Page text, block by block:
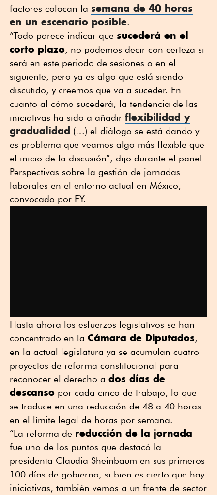
factores colocan la semana de 40 horas
en un escenario posible.
“Todo parece indicar que sucederá en el
corto plazo, no podemos decir con certeza si
será en este periodo de sesiones o en el
siguiente, pero ya es algo que está siendo
discutido, y creemos que va a suceder. En
cuanto al cómo sucederá, la tendencia de las
iniciativas ha sido a añadir flexibilidad y
gradualidad (…) el diálogo se está dando y
es problema que veamos algo más flexible que
el inicio de la discusión”, dijo durante el panel
Perspectivas sobre la gestión de jornadas
laborales en el entorno actual en México,
convocado por EY.
Hasta ahora los esfuerzos legislativos se han
concentrado en la Cámara de Diputados,
en la actual legislatura ya se acumulan cuatro
proyectos de reforma constitucional para
reconocer el derecho a dos días de
descanso por cada cinco de trabajo, lo que
se traduce en una reducción de 48 a 40 horas
en el límite legal de horas por semana.
“La reforma de reducción de la jornada
fue uno de los puntos que destacó la
presidenta Claudia Sheinbaum en sus primeros
100 días de gobierno, si bien es cierto que hay
iniciativas, también vemos a un frente de sector